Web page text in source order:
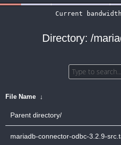
Directory: /
File Name ↓
Parent directory/
mariadb-connector-odbc-3.2.9-